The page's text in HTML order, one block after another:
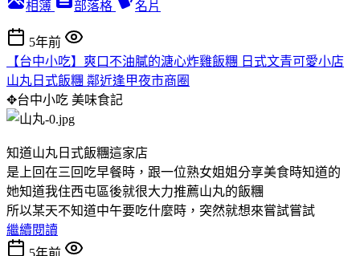
相簿 部落格 名片
5年前
【台中小吃】爽口不油膩的溏心炸雞飯糰 日式文青可愛小店
山丸日式飯糰 鄰近逢甲夜市商圈
✥台中小吃 美味食記
知道山丸日式飯糰這家店
是上回在三回吃早餐時，跟一位熟女姐姐分享美食時知道的
她知道我住西屯區後就很大力推薦山丸的飯糰
所以某天不知道中午要吃什麼時，突然就想來嘗試嘗試
繼續閱讀
5年前